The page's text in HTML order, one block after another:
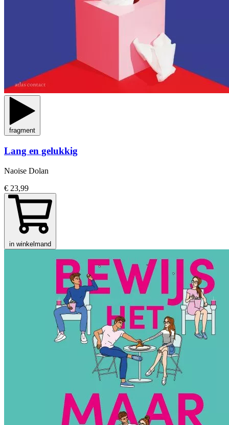
fragment
Lang en gelukkig
Naoise Dolan
€ 23,99
in winkelmand